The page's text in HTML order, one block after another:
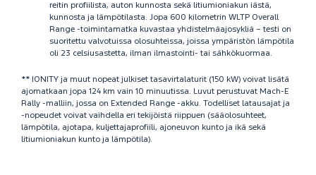
reitin profiilista, auton kunnosta sekä litiumioniakun iästä,
kunnosta ja lämpötilasta. Jopa 600 kilometrin WLTP Overall
Range -toimintamatka kuvastaa yhdistelmäajosykliä – testi on
suoritettu valvotuissa olosuhteissa, joissa ympäristön lämpötila
oli 23 celsiusastetta, ilman ilmastointi- tai sähkökuormaa.
** IONITY ja muut nopeat julkiset tasavirtalaturit (150 kW) voivat lisätä
ajomatkaan jopa 124 km vain 10 minuutissa. Luvut perustuvat Mach-E
Rally -malliin, jossa on Extended Range -akku. Todelliset latausajat ja
-nopeudet voivat vaihdella eri tekijöistä riippuen (sääolosuhteet,
lämpötila, ajotapa, kuljettajaprofiili, ajoneuvon kunto ja ikä sekä
litiumioniakun kunto ja lämpötila).